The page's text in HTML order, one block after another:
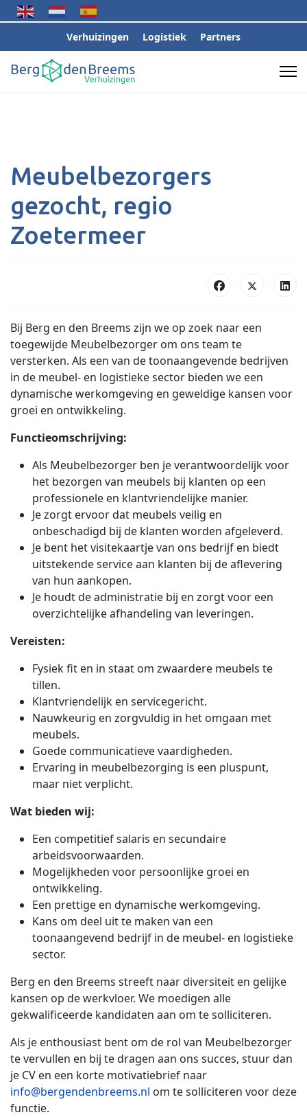
Verhuizingen Logistiek Partners
Meubelbezorgers
gezocht, regio
Zoetermeer
Bij Berg en den Breems zijn we op zoek naar een
toegewijde Meubelbezorger om ons team te
versterken. Als een van de toonaangevende bedrijven
in de meubel- en logistieke sector bieden we een
dynamische werkomgeving en geweldige kansen voor
groei en ontwikkeling.
Functieomschrijving:
Als Meubelbezorger ben je verantwoordelijk voor
het bezorgen van meubels bij klanten op een
professionele en klantvriendelijke manier.
Je zorgt ervoor dat meubels veilig en
onbeschadigd bij de klanten worden afgeleverd.
Je bent het visitekaartje van ons bedrijf en biedt
uitstekende service aan klanten bij de aflevering
van hun aankopen.
Je houdt de administratie bij en zorgt voor een
overzichtelijke afhandeling van leveringen.
Vereisten:
Fysiek fit en in staat om zwaardere meubels te
tillen.
Klantvriendelijk en servicegericht.
Nauwkeurig en zorgvuldig in het omgaan met
meubels.
Goede communicatieve vaardigheden.
Ervaring in meubelbezorging is een pluspunt,
maar niet verplicht.
Wat bieden wij:
Een competitief salaris en secundaire
arbeidsvoorwaarden.
Mogelijkheden voor persoonlijke groei en
ontwikkeling.
Een prettige en dynamische werkomgeving.
Kans om deel uit te maken van een
toonaangevend bedrijf in de meubel- en logistieke
sector.
Berg en den Breems streeft naar diversiteit en gelijke
kansen op de werkvloer. We moedigen alle
gekwalificeerde kandidaten aan om te solliciteren.
Als je enthousiast bent om de rol van Meubelbezorger
te vervullen en bij te dragen aan ons succes, stuur dan
je CV en een korte motivatiebrief naar
info@bergendenbreems.nl om te solliciteren voor deze
functie.